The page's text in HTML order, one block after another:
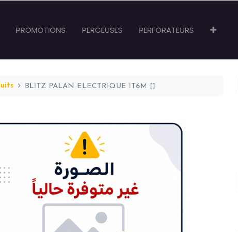
PROMOTIONS PERCEUSES PERFORATEURS
BLITZ PALAN ELECTRIQUE 1T6M []